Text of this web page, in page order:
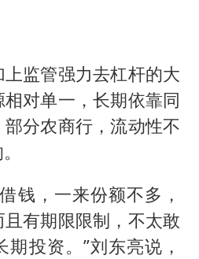
监管强力去杠杆的大
对单一，长期依靠同
分农商行，流动性不
钱，一来份额不多，
有期限限制，不太敢
投资。”刘东亮说，